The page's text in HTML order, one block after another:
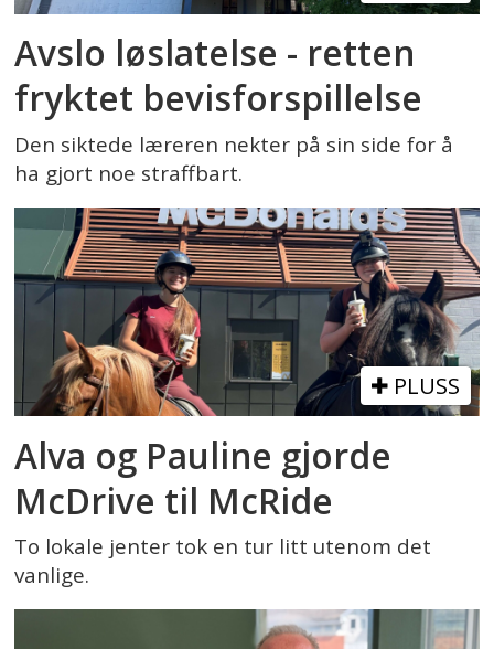
Avslo løslatelse - retten
fryktet bevisforspillelse
Den siktede læreren nekter på sin side for å
ha gjort noe straffbart.
PLUSS
Alva og Pauline gjorde
McDrive til McRide
To lokale jenter tok en tur litt utenom det
vanlige.